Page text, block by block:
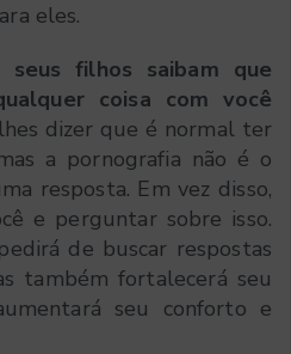
eles.
seus filhos saibam que
coisa com você
dizer que é normal ter
a pornografia não é o
resposta. Em vez disso,
e perguntar sobre isso.
de buscar respostas
também fortalecerá seu
seu conforto e